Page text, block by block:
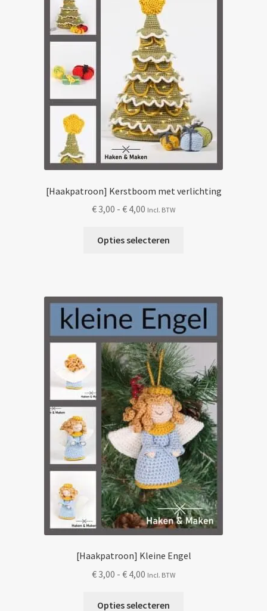
[Haakpatroon] Kerstboom met verlichting
€ 3,00 - € 4,00 Prijsklasse:
tot
Incl. BTW
Opties selecteren
Deze
optie
kan
gekozen
worden
op
de
productpagina
[Haakpatroon] Kleine Engel
€ 3,00 - € 4,00 Prijsklasse:
tot
Incl. BTW
Opties selecteren